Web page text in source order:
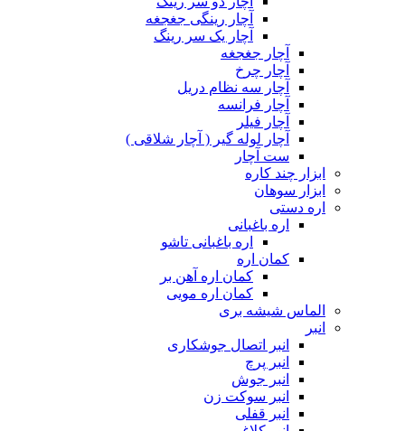
آچار رینگی جغجغه
آچار یک سر رینگ
آچار جغجغه
آچار چرخ
آچار سه نظام دریل
آچار فرانسه
آچار فیلر
آچار لوله گیر ( آچار شلاقی )
ست آچار
ابزار چند کاره
ابزار سوهان
اره دستی
اره باغبانی
اره باغبانی تاشو
کمان اره
کمان اره آهن بر
کمان اره مویی
الماس شیشه بری
انبر
انبر اتصال جوشکاری
انبر پرچ
انبر جوش
انبر سوکت زن
انبر قفلی